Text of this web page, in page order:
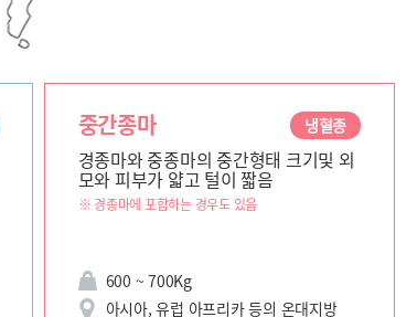
중간종마 냉혈종
경종마와 중종마의 중간형태 크기및 외
모와 피부가 얇고 털이 짧음
※ 경종마에 포함하는 경우도 있음
600 ~ 700Kg
아시아, 유럽 아프리카 등의 온대지방